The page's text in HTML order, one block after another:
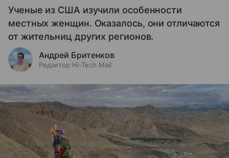
Ученые из США изучили особенности
местных женщин. Оказалось, они отличаются
от жительниц других регионов.
Андрей Бритенков
Редактор Hi-Tech Mail